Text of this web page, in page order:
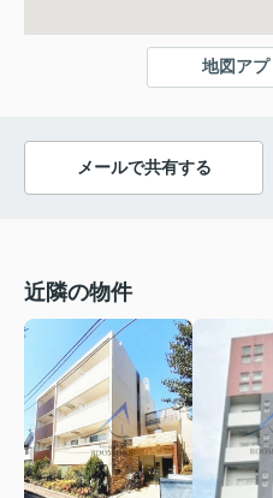
地図アプ
メールで共有する
近隣の物件